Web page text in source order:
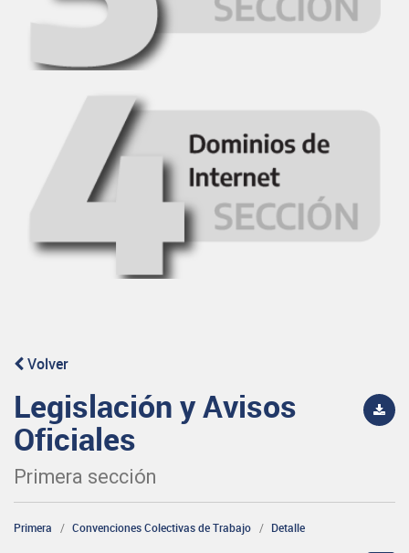
Volver
Legislación y Avisos
Oficiales
Primera sección
Primera Convenciones Colectivas de Trabajo Detalle